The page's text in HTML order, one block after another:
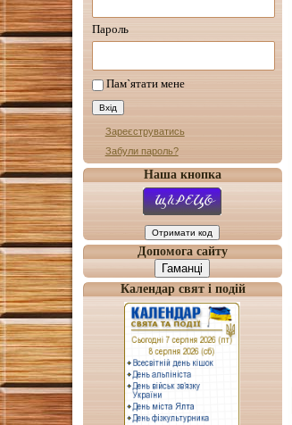
Пароль
Пам`ятати мене
Зареєструватись
Забули пароль?
Наша кнопка
Допомога сайту
Гаманці
Календар свят і подій